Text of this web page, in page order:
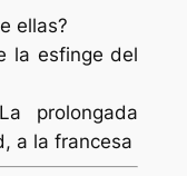
ellas?
la esfinge del
prolongada
a la francesa